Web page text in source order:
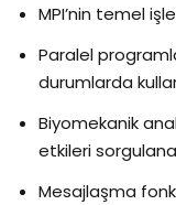
MPI’nin temel
Paralel
durumlarda
Biyomekanik
etkileri
Mesajlaşma